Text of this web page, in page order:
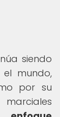
siendo
mundo,
por su